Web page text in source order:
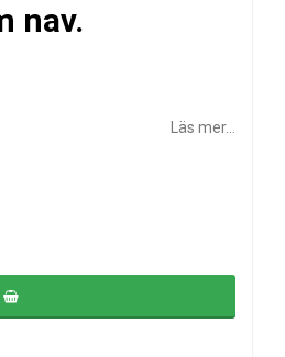
nav.
Läs mer...